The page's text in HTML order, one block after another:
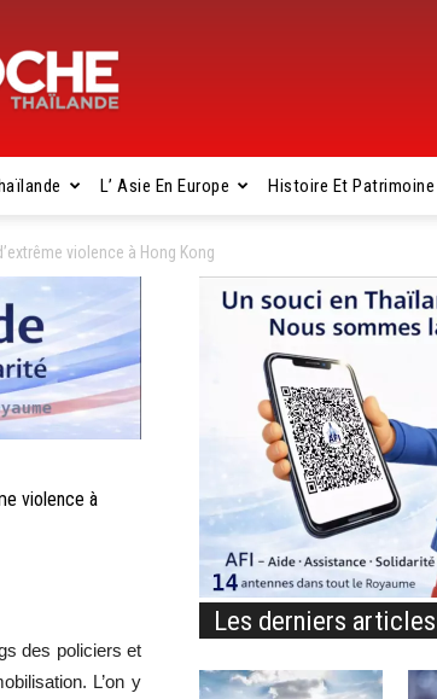
L’ Asie En Europe Histoire Et Patrimoine
violence à Hong Kong
violence à
des policiers et
L’on y
Les derniers articles